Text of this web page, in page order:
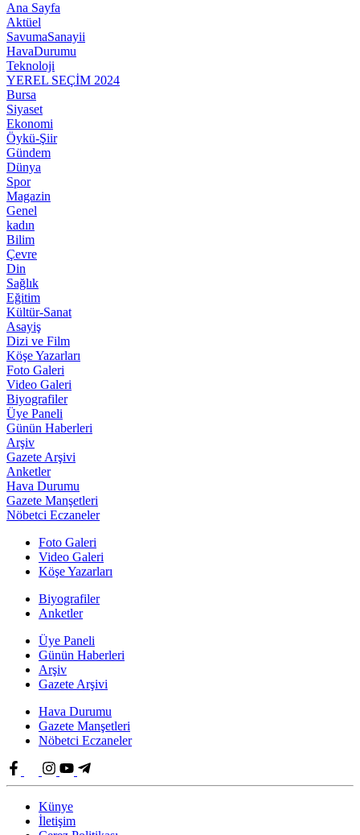
Ana Sayfa
Aktüel
SavumaSanayii
HavaDurumu
Teknoloji
YEREL SEÇİM 2024
Bursa
Siyaset
Ekonomi
Öykü-Şiir
Gündem
Dünya
Spor
Magazin
Genel
kadın
Bilim
Çevre
Din
Sağlık
Eğitim
Kültür-Sanat
Asayiş
Dizi ve Film
Köşe Yazarları
Foto Galeri
Video Galeri
Biyografiler
Üye Paneli
Günün Haberleri
Arşiv
Gazete Arşivi
Anketler
Hava Durumu
Gazete Manşetleri
Nöbetci Eczaneler
Foto Galeri
Video Galeri
Köşe Yazarları
Biyografiler
Anketler
Üye Paneli
Günün Haberleri
Arşiv
Gazete Arşivi
Hava Durumu
Gazete Manşetleri
Nöbetci Eczaneler
Künye
İletişim